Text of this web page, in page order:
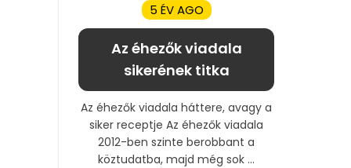
5 ÉV AGO
Az éhezők viadala
sikerének titka
Az éhezők viadala háttere, avagy a
siker recept‏je Az éhezők viadala
2012-ben szinte berobbant a
köztudatba, majd még sok ...